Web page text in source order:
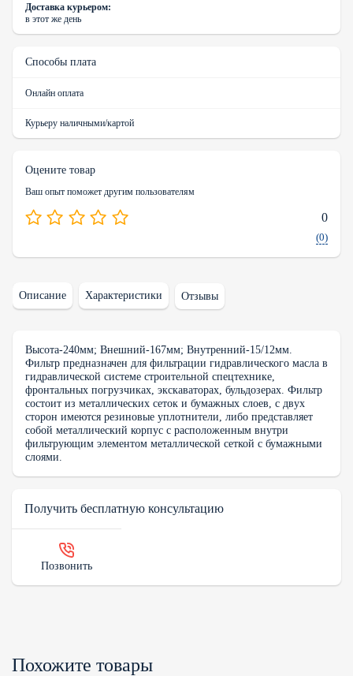
Доставка курьером:
в этот же день
Способы плата
Онлайн оплата
Курьеру наличными/картой
Оцените товар
Ваш опыт поможет другим пользователям
0
(0)
Описание Характеристики Отзывы
Высота-240мм; Внешний-167мм; Внутренний-15/12мм.
Фильтр предназначен для фильтрации гидравлического масла в
гидравлической системе строительной спецтехнике,
фронтальных погрузчиках, экскаваторах, бульдозерах. Фильтр
состоит из металлических сеток и бумажных слоев, с двух
сторон имеются резиновые уплотнители, либо представляет
собой металлический корпус с расположенным внутри
фильтрующим элементом металлической сеткой с бумажными
слоями.
Получить бесплатную консультацию
Позвонить
Похожите товары